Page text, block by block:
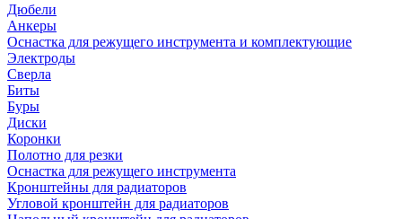
Дюбели
Анкеры
Оснастка для режущего инструмента и комплектующие
Электроды
Сверла
Биты
Буры
Диски
Коронки
Полотно для резки
Оснастка для режущего инструмента
Кронштейны для радиаторов
Угловой кронштейн для радиаторов